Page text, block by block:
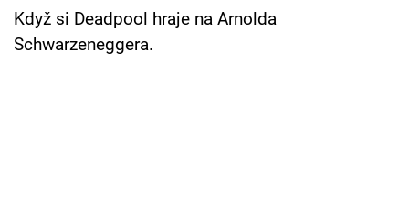
Když si Deadpool hraje na Arnolda
Schwarzeneggera.